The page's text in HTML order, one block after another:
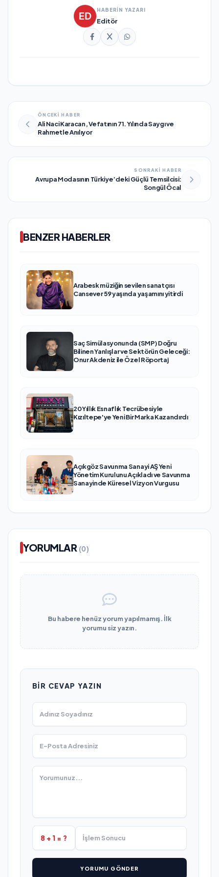
HABERİN YAZARI
Editör
ÖNCEKİ HABER
Ali Naci Karacan, Vefatının 71. Yılında Saygı ve
Rahmetle Anılıyor
SONRAKİ HABER
Avrupa Modasının Türkiye’deki Güçlü Temsilcisi:
Songül Öcal
BENZER HABERLER
Arabesk müziğin sevilen sanatçısı
Cansever 59 yaşında yaşamını yitirdi
Saç Simülasyonunda (SMP) Doğru
Bilinen Yanlışlar ve Sektörün Geleceği:
Onur Akdeniz ile Özel Röportaj
20 Yıllık Esnaflık Tecrübesiyle
Kızıltepe'ye Yeni Bir Marka Kazandırdı
Açıkgöz Savunma Sanayi AŞ Yeni
Yönetim Kurulunu Açıkladı ve Savunma
Sanayinde Küresel Vizyon Vurgusu
YORUMLAR (0)
Bu habere henüz yorum yapılmamış. İlk
yorumu siz yazın.
BIR CEVAP YAZIN
8 + 1 = ?
YORUMU GÖNDER